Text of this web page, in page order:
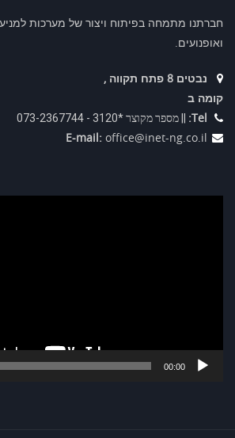
חברתנו מתמחה בפיתוח ויצור של מערכות
ואופנועים.
נבטים 8 פתח תקווה ,
קומה ב
Tel:
|| מספר מקוצר *3120 - 073-2367744
E-mail: office@inet-ng.co.il
00:00